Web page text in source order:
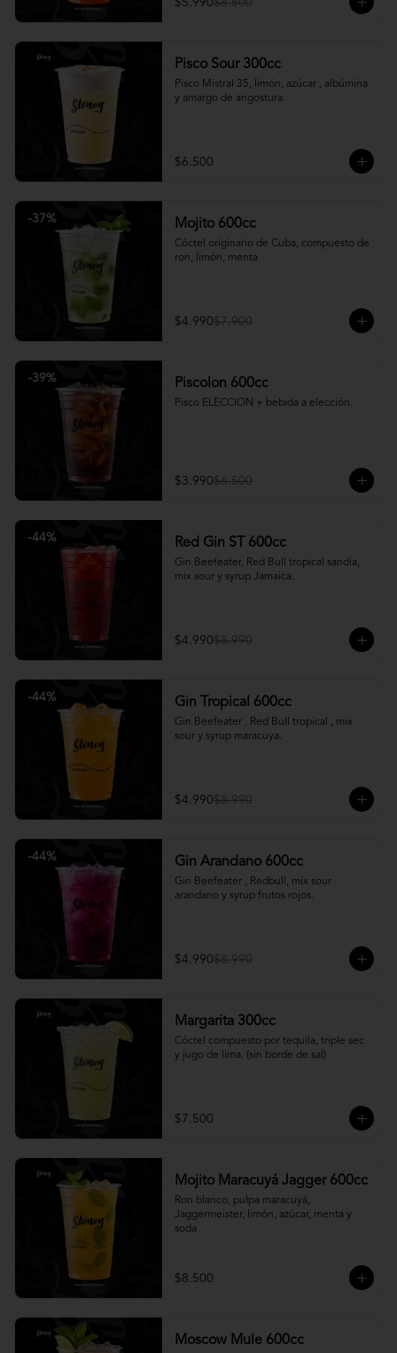
$5.990$8.500
Pisco Sour 300cc
Pisco Mistral 35, limón, azúcar , albúmina
y amargo de angostura.
$6.500
-37% Mojito 600cc
Cóctel originario de Cuba, compuesto de
ron, limón, menta
$4.990$7.900
-39% Piscolon 600cc
Pisco ELECCION + bebida a elección.
$3.990$6.500
-44% Red Gin ST 600cc
Gin Beefeater, Red Bull tropical sandia,
mix sour y syrup Jamaica.
$4.990$8.990
-44% Gin Tropical 600cc
Gin Beefeater , Red Bull tropical , mix
sour y syrup maracuya.
$4.990$8.990
-44% Gin Arandano 600cc
Gin Beefeater , Redbull, mix sour
arandano y syrup frutos rojos.
$4.990$8.990
Margarita 300cc
Cóctel compuesto por tequila, triple sec
y jugo de lima. (sin borde de sal)
$7.500
Mojito Maracuyá Jagger 600cc
Ron blanco, pulpa maracuyá,
Jaggermeister, limón, azúcar, menta y
soda
$8.500
Moscow Mule 600cc